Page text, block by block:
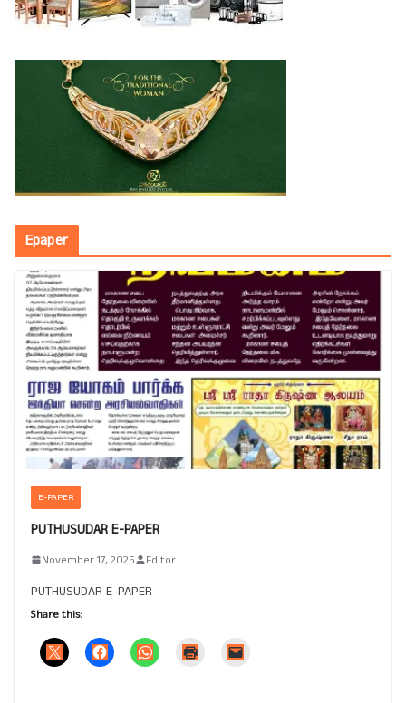
Epaper
E-PAPER
PUTHUSUDAR E-PAPER
November 17, 2025 Editor
PUTHUSUDAR E-PAPER
Share this: